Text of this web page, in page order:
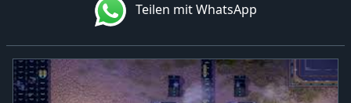
Teilen mit WhatsApp